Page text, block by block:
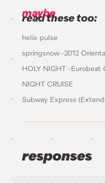
maybe
read these too:
helix pulse
springsnow -2012
HOLY NIGHT -
NIGHT CRUISE
Subway Express
responses